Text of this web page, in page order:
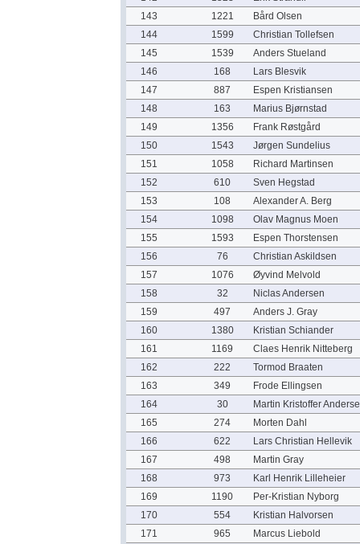
143
1221
Bård Olsen
144
1599
Christian Tollefsen
145
1539
Anders Stueland
146
168
Lars Blesvik
147
887
Espen Kristiansen
148
163
Marius Bjørnstad
149
1356
Frank Røstgård
150
1543
Jørgen Sundelius
151
1058
Richard Martinsen
152
610
Sven Hegstad
153
108
Alexander A. Berg
154
1098
Olav Magnus Moen
155
1593
Espen Thorstensen
156
76
Christian Askildsen
157
1076
Øyvind Melvold
158
32
Niclas Andersen
159
497
Anders J. Gray
160
1380
Kristian Schiander
161
1169
Claes Henrik Nitteberg
162
222
Tormod Braaten
163
349
Frode Ellingsen
164
30
Martin Kristoffer
165
274
Morten Dahl
166
622
Lars Christian Hellevik
167
498
Martin Gray
168
973
Karl Henrik Lilleheier
169
1190
Per-Kristian Nyborg
170
554
Kristian Halvorsen
171
965 Marcus Liebold